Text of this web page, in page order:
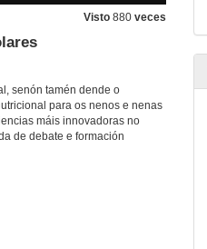
Visto 880 veces
senón tamén dende o
para os nenos e nenas
máis innovadoras no
de debate e formación